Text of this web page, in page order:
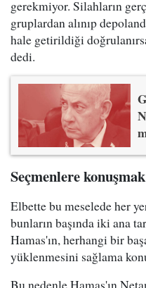
gerekmiyor. Silahların
gruplardan alınıp
hale getirildiği
dedi.
Seçmenlere konuşmak
Elbette bu meselede her
bunların başında iki ana
Hamas'ın, herhangi bir
yüklenmesini sağlama